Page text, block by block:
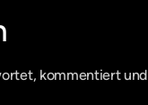
kommentiert und